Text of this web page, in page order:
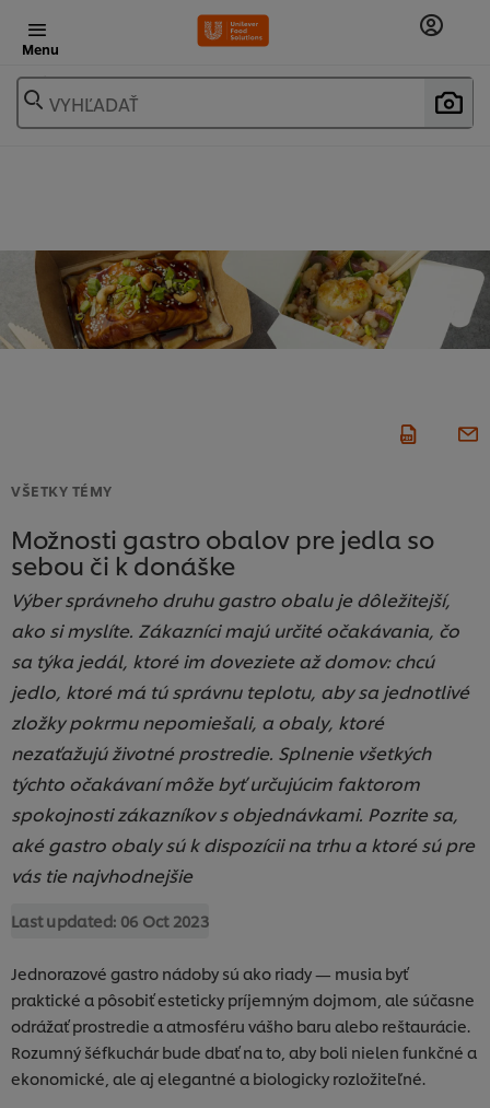
Menu
VYHĽADAŤ
VŠETKY TÉMY
Možnosti gastro obalov pre jedla so
sebou či k donáške
Výber správneho druhu gastro obalu je dôležitejší,
ako si myslíte. Zákazníci majú určité očakávania, čo
sa týka jedál, ktoré im doveziete až domov: chcú
jedlo, ktoré má tú správnu teplotu, aby sa jednotlivé
zložky pokrmu nepomiešali, a obaly, ktoré
nezaťažujú životné prostredie. Splnenie všetkých
týchto očakávaní môže byť určujúcim faktorom
spokojnosti zákazníkov s objednávkami. Pozrite sa,
aké gastro obaly sú k dispozícii na trhu a ktoré sú pre
vás tie najvhodnejšie
Last updated: 06 Oct 2023
Jednorazové gastro nádoby sú ako riady — musia byť
praktické a pôsobiť esteticky príjemným dojmom, ale súčasne
odrážať prostredie a atmosféru vášho baru alebo reštaurácie.
Rozumný šéfkuchár bude dbať na to, aby boli nielen funkčné a
ekonomické, ale aj elegantné a biologicky rozložiteľné.